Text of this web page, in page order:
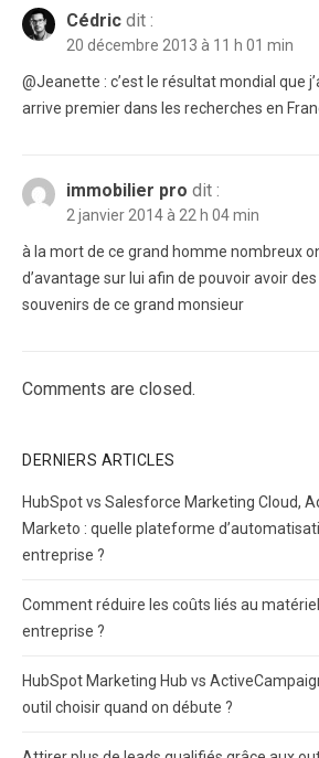
Cédric dit :
20 décembre 2013 à 11 h 01 min
@Jeanette : c’est le résultat mondial que
arrive premier dans les recherches en
immobilier pro dit :
2 janvier 2014 à 22 h 04 min
à la mort de ce grand homme nombreux
d’avantage sur lui afin de pouvoir avoir
souvenirs de ce grand monsieur
Comments are closed.
DERNIERS ARTICLES
HubSpot vs Salesforce Marketing Cloud,
Marketo : quelle plateforme
entreprise ?
Comment réduire les coûts liés au
entreprise ?
HubSpot Marketing Hub vs
outil choisir quand on débute ?